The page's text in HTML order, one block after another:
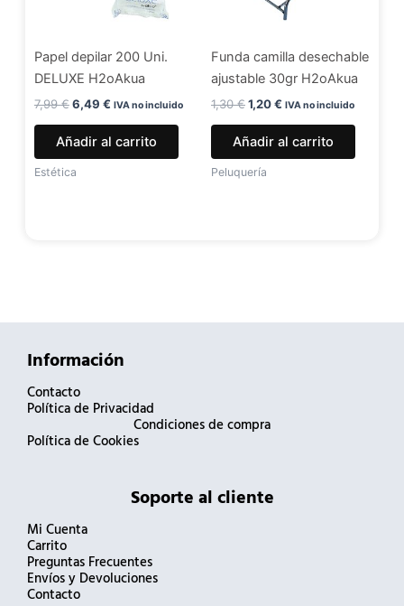
Papel depilar 200 Uni.
DELUXE H2oAkua
7,99€6,49 € IVA no incluido
Añadir al carrito
Estética
Funda camilla desechable
ajustable 30gr H2oAkua
1,30€1,20€ IVA no incluido
Añadir al carrito
Peluquería
Información
Contacto
Política de Privacidad
Condiciones de compra
Política de Cookies
Soporte al cliente
Mi Cuenta
Carrito
Preguntas Frecuentes
Envíos y Devoluciones
Contacto